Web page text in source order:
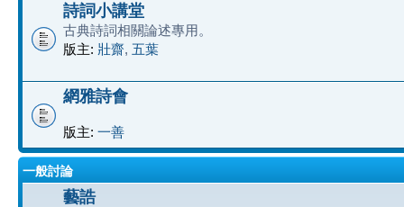
詩詞小講堂
古典詩詞相關論述專用。
版主: 壯齋, 五葉
網雅詩會
版主: 一善
一般討論
藝誥